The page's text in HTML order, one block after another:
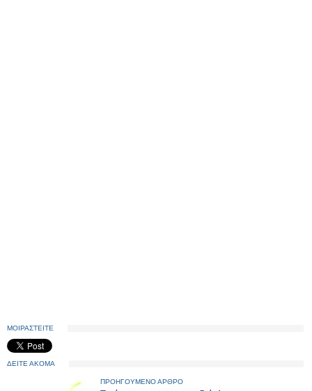
ΜΟΙΡΑΣΤΕΙΤΕ
ΔΕΙΤΕ ΑΚΟΜΑ
ΠΡΟΗΓΟΥΜΕΝΟ ΑΡΘΡΟ